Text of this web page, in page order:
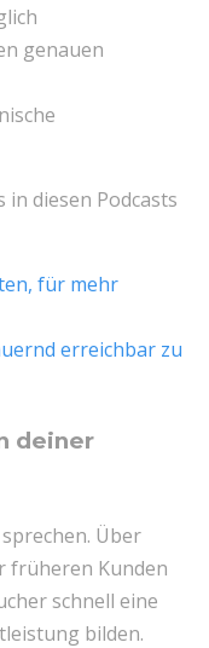
genauen
diesen Podcasts
für mehr
erreichbar zu
deiner
Über
früheren Kunden
schnell eine
bilden.